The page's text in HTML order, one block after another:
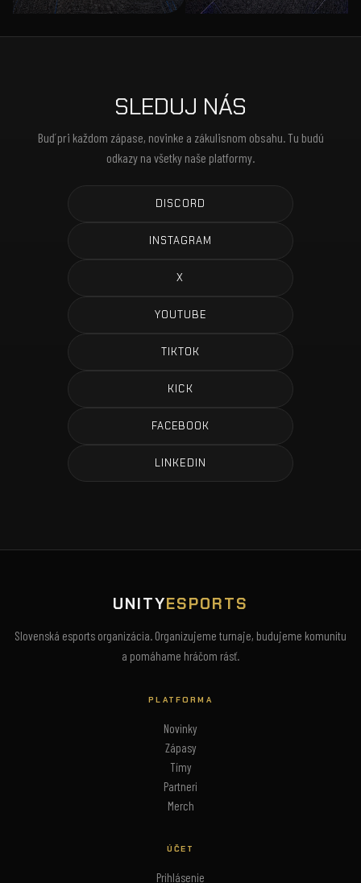
SLEDUJ NÁS
Buď pri každom zápase, novinke a zákulisnom obsahu. Tu budú
odkazy na všetky naše platformy.
DISCORD
INSTAGRAM
X
YOUTUBE
TIKTOK
KICK
FACEBOOK
LINKEDIN
UNITYESPORTS
Slovenská esports organizácia. Organizujeme turnaje, budujeme komunitu
a pomáhame hráčom rásť.
PLATFORMA
Novinky
Zápasy
Tímy
Partneri
Merch
ÚČET
Prihlásenie